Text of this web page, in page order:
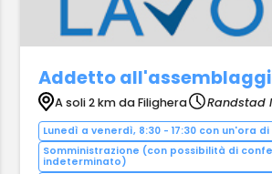
Addetto
A soli 2 km da Filighera Randstad
Lunedì a venerdì, 8:30 - 17:30 con un'ora
Somministrazione (con possibilità di
indeterminato)